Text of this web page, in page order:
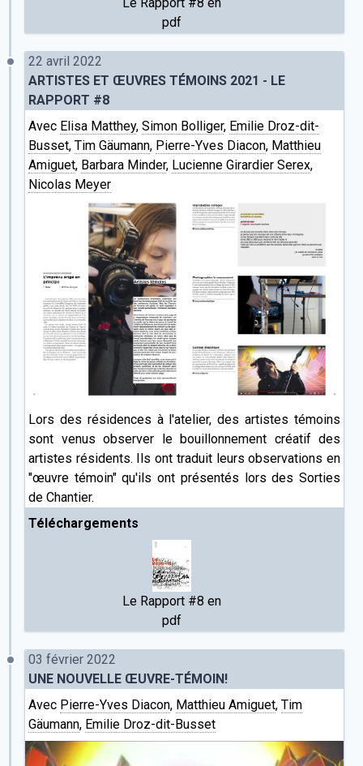
pdf
22 avril 2022
ARTISTES ET ŒUVRES TÉMOINS 2021 - LE
RAPPORT #8
Avec Elisa Matthey, Simon Bolliger, Emilie Droz-dit-
Busset, Tim Gäumann, Pierre-Yves Diacon, Matthieu
Amiguet, Barbara Minder, Lucienne Girardier Serex,
Nicolas Meyer
Lors des résidences à l'atelier, des artistes témoins
sont venus observer le bouillonnement créatif des
artistes résidents. Ils ont traduit leurs observations en
"œuvre témoin" qu'ils ont présentés lors des Sorties
de Chantier.
Téléchargements
Le Rapport #8 en
pdf
03 février 2022
UNE NOUVELLE ŒUVRE-TÉMOIN!
Avec Pierre-Yves Diacon, Matthieu Amiguet, Tim
Gäumann, Emilie Droz-dit-Busset